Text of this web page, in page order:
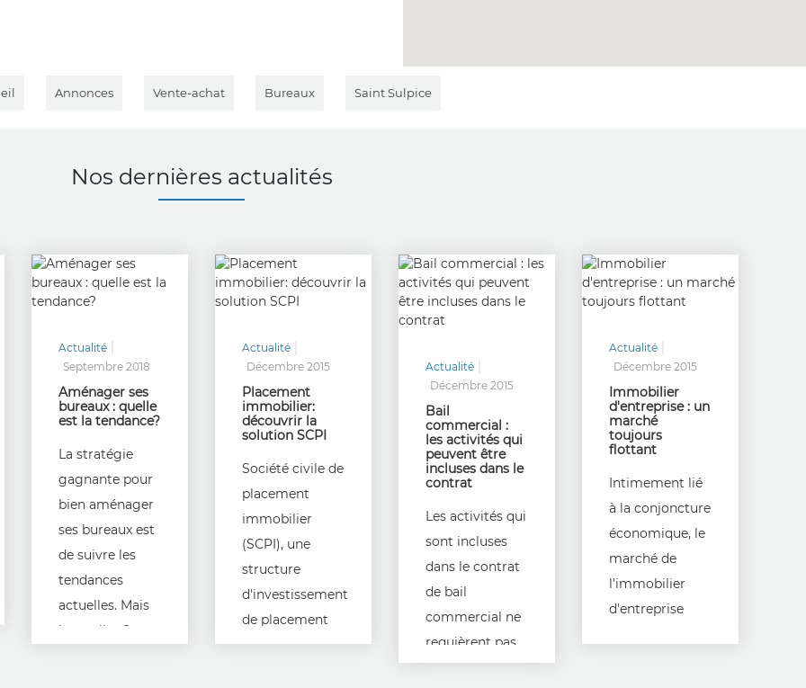
Annonces Vente-achat Bureaux Saint Sulpice
Nos dernières actualités
Actualité
Septembre 2018
Aménager ses
bureaux : quelle
est la tendance?
La stratégie
gagnante pour
bien aménager
ses bureaux est
de suivre les
tendances
actuelles. Mais
lesquelles ?
Actualité
Décembre 2015
Placement
immobilier:
découvrir la
solution SCPI
Société civile de
placement
immobilier
(SCPI), une
structure
d'investissement
de placement
collectif plus
Actualité
Décembre 2015
Bail
commercial :
les activités qui
peuvent être
incluses dans le
contrat
Les activités qui
sont incluses
dans le contrat
de bail
commercial ne
requièrent pas
toutes une
Actualité
Décembre 2015
Immobilier
d'entreprise : un
marché
toujours
flottant
Intimement lié
à la conjoncture
économique, le
marché de
l'immobilier
d'entreprise